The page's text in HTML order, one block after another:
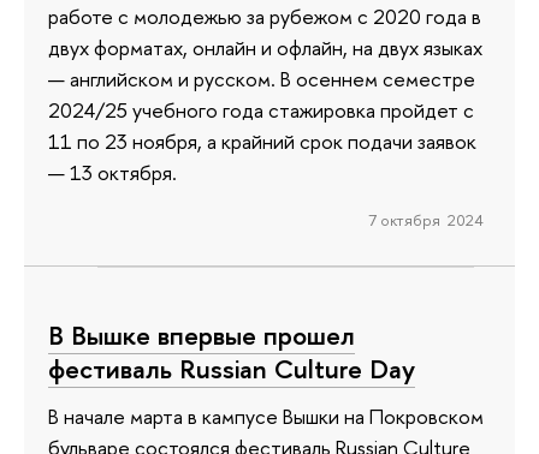
работе с молодежью за рубежом с 2020 года в
двух форматах, онлайн и офлайн, на двух языках
— английском и русском. В осеннем семестре
2024/25 учебного года стажировка пройдет с
11 по 23 ноября, а крайний срок подачи заявок
— 13 октября.
7 октября 2024
В Вышке впервые прошел
фестиваль Russian Culture Day
В начале марта в кампусе Вышки на Покровском
бульваре состоялся фестиваль Russian Culture